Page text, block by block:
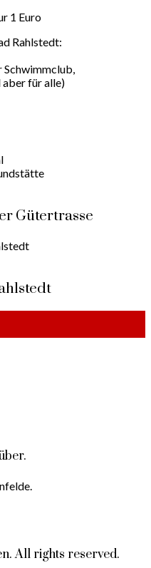
1 Euro
Rahlstedt:
Schwimmclub,
für alle)
Gütertrasse
All rights reserved.